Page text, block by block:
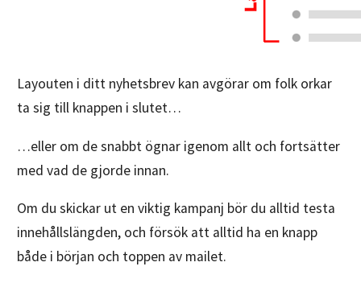
Layouten i ditt nyhetsbrev kan avgörar om folk orkar
ta sig till knappen i slutet…
…eller om de snabbt ögnar igenom allt och fortsätter
med vad de gjorde innan.
Om du skickar ut en viktig kampanj bör du alltid testa
innehållslängden, och försök att alltid ha en knapp
både i början och toppen av mailet.